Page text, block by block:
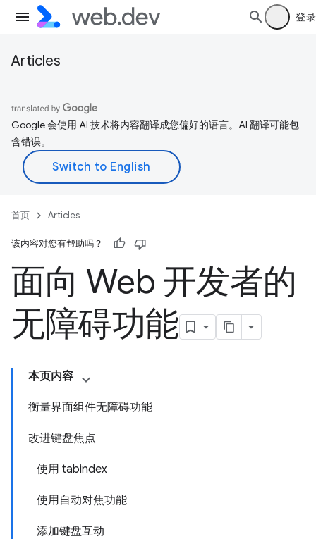
登录
Articles
Google 会使用 AI 技术将内容翻译成您偏好的语言。AI 翻译可能包
含错误。
首页 Articles
该内容对您有帮助吗？
面向 Web 开发者的
无障碍功能
本页内容
衡量界面组件无障碍功能
改进键盘焦点
使用 tabindex
使用自动对焦功能
添加键盘互动